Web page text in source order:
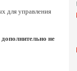
для управления
дополнительно не